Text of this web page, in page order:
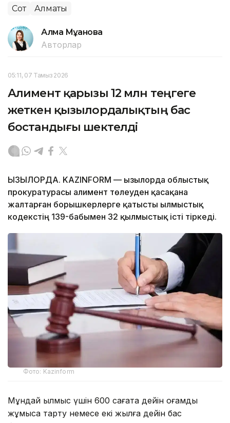
Сот Алматы
Алма Мұқанова
Авторлар
05:11, 07 Тамыз 2026
Алимент қарызы 12 млн теңгеге
жеткен қызылордалықтың бас
бостандығы шектелді
ҚЫЗЫЛОРДА. KAZINFORM — Қызылорда облыстық
прокуратурасы алимент төлеуден қасақана
жалтарған борышкерлерге қатысты Қылмыстық
кодекстің 139-бабымен 32 қылмыстық істі тіркеді.
Фото: Kazinform
Мұндай қылмыс үшін 600 сағатқа дейін қоғамдық
жұмысқа тарту немесе екі жылға дейін бас